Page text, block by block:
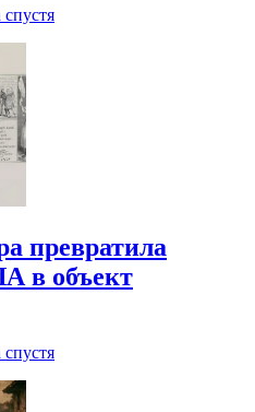
спустя
превратила
в объект
спустя